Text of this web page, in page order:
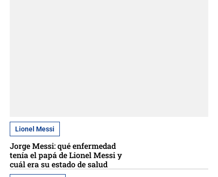
Lionel Messi
Jorge Messi: qué enfermedad
tenía el papá de Lionel Messi y
cuál era su estado de salud